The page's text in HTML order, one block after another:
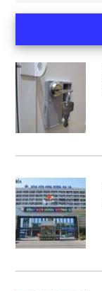
chính